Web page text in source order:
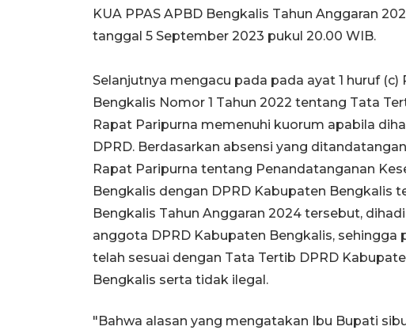
KUA PPAS APBD Bengkalis Tahun Anggaran
tanggal 5 September 2023 pukul 20.00 WIB.
Selanjutnya mengacu pada pada ayat 1 huruf (c)
Bengkalis Nomor 1 Tahun 2022 tentang Tata
Rapat Paripurna memenuhi kuorum apabila
DPRD. Berdasarkan absensi yang
Rapat Paripurna tentang Penandatanganan
Bengkalis dengan DPRD Kabupaten Bengkalis
Bengkalis Tahun Anggaran 2024 tersebut,
anggota DPRD Kabupaten Bengkalis,
telah sesuai dengan Tata Tertib DPRD
Bengkalis serta tidak ilegal.
"Bahwa alasan yang mengatakan Ibu Bupati